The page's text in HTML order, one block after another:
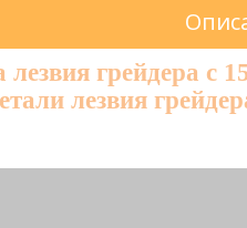
грейдера с
лезвия